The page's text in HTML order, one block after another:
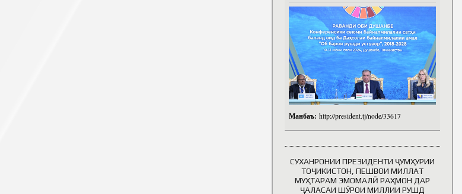
Манбаъ: http://president.tj/node/33617
СУХАНРОНИИ ПРЕЗИДЕНТИ ҶУМҲУРИИ
ТОҶИКИСТОН, ПЕШВОИ МИЛЛАТ
МУҲТАРАМ ЭМОМАЛӢ РАҲМОН ДАР
ҶАЛАСАИ ШӮРОИ МИЛЛИИ РУШД